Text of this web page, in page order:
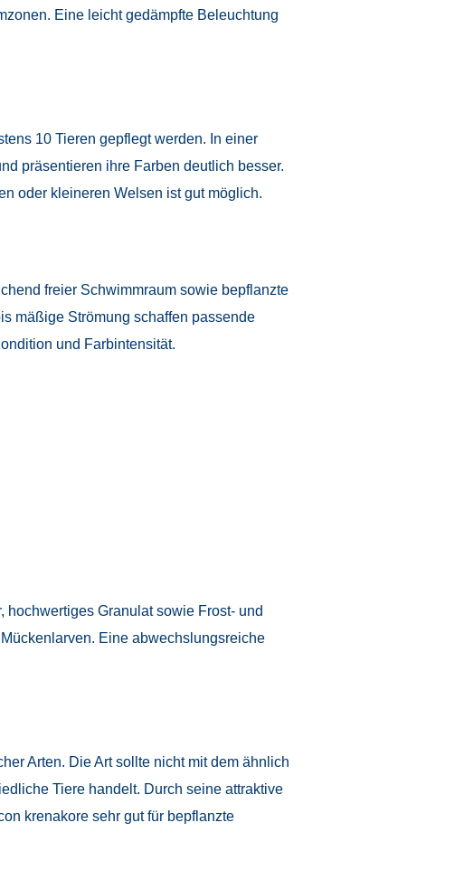
Eine leicht gedämpfte Beleuchtung
10 Tieren gepflegt werden. In einer
präsentieren ihre Farben deutlich besser.
oder kleineren Welsen ist gut möglich.
freier Schwimmraum sowie bepflanzte
mäßige Strömung schaffen passende
und Farbintensität.
Granulat sowie Frost- und
Eine abwechslungsreiche
Arten. Die Art sollte nicht mit dem ähnlich
Tiere handelt. Durch seine attraktive
krenakore sehr gut für bepflanzte